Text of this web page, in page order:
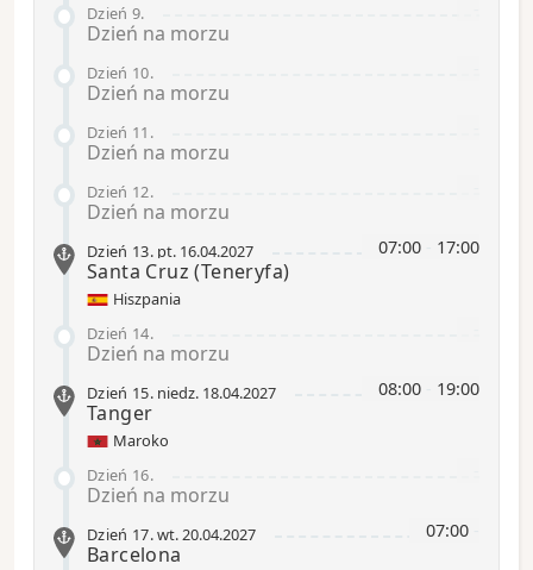
Dzień 9.
Dzień na morzu
Dzień 10.
Dzień na morzu
Dzień 11 .
Dzień na morzu
Dzień 12.
Dzień na morzu
07:00 17:00
Dzień 13. pt.16.04.2027
Santa Cruz (Teneryfa)
Hiszpania
Dzień 14.
Dzień na morzu
08:00 19:00
Dzień 15. niedz.18.04.2027
Tanger
Maroko
Dzień 16.
Dzień na morzu
07:00
Dzień 17.wt.20.04.2027
Barcelona